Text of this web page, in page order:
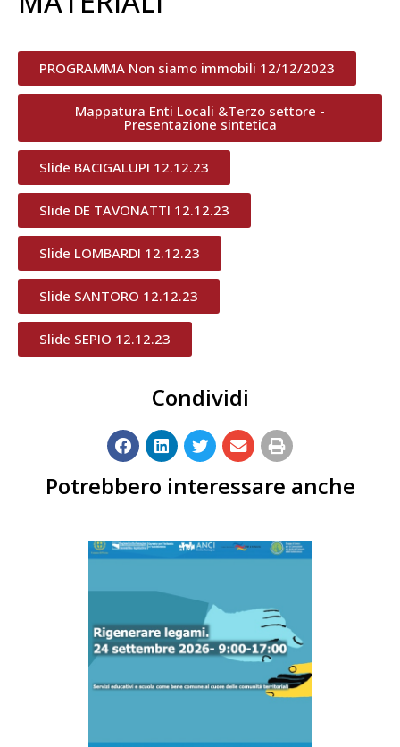
PROGRAMMA Non siamo immobili 12/12/2023
Mappatura Enti Locali &Terzo settore -
Presentazione sintetica
Slide BACIGALUPI 12.12.23
Slide DE TAVONATTI 12.12.23
Slide LOMBARDI 12.12.23
Slide SANTORO 12.12.23
Slide SEPIO 12.12.23
Condividi
Potrebbero interessare anche